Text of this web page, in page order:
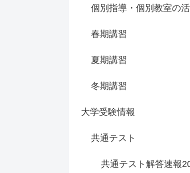
個別指導・個別教室の
春期講習
夏期講習
冬期講習
大学受験情報
共通テスト
共通テスト解答速報